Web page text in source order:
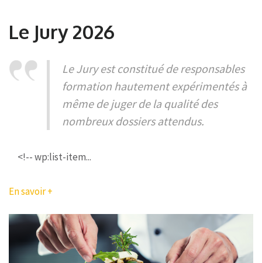
Le Jury 2026
Le Jury est constitué de responsables
formation hautement expérimentés à
même de juger de la qualité des
nombreux dossiers attendus.
<!-- wp:list-item...
En savoir +